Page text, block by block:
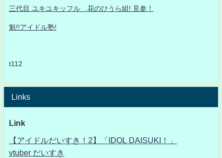
三代目 ユキユキッフル 花のひうら組! 見参！
魁!!アイドル塾!
t112
Links
Link
【アイドルだいすき！2】「IDOL DAISUKI！」
vtuber だいすき